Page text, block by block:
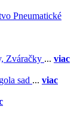
Pneumatické
Zváračky ... viac
sad ... viac